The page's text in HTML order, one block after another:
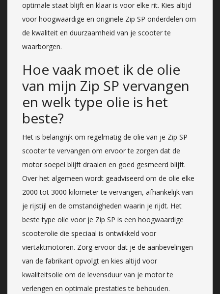
optimale staat blijft en klaar is voor elke rit. Kies altijd
voor hoogwaardige en originele Zip SP onderdelen om
de kwaliteit en duurzaamheid van je scooter te
waarborgen.
Hoe vaak moet ik de olie
van mijn Zip SP vervangen
en welk type olie is het
beste?
Het is belangrijk om regelmatig de olie van je Zip SP
scooter te vervangen om ervoor te zorgen dat de
motor soepel blijft draaien en goed gesmeerd blijft.
Over het algemeen wordt geadviseerd om de olie elke
2000 tot 3000 kilometer te vervangen, afhankelijk van
je rijstijl en de omstandigheden waarin je rijdt. Het
beste type olie voor je Zip SP is een hoogwaardige
scooterolie die speciaal is ontwikkeld voor
viertaktmotoren. Zorg ervoor dat je de aanbevelingen
van de fabrikant opvolgt en kies altijd voor
kwaliteitsolie om de levensduur van je motor te
verlengen en optimale prestaties te behouden.